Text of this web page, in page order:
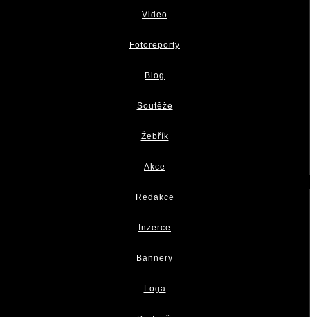
Video
Fotoreporty
Blog
Soutěže
Žebřík
Akce
Redakce
Inzerce
Bannery
Loga